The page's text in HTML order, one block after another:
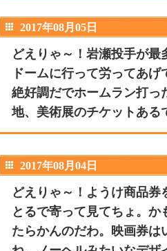
2017年08月05日
どえりゃ～！岩瀬投手が
ドームに行って労ってあ
絶好調だでホームラン打っ
地、美術展のチケットある
2017年08月04日
どえりゃ～！ようけ商品
とるで寄って見てちょ。か
たらかんのだわ。映画券